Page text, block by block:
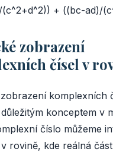
+ ((bc-ad)/
zobrazení
čísel v
komplexních
konceptem v
číslo můžeme
rovině, kde reálná